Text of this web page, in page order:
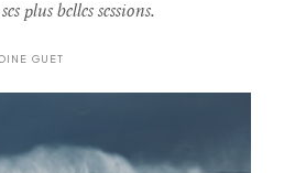
plus belles sessions.
GUET